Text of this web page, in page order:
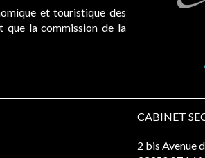
et touristique des
que la commission de la
CABINET
2 bis Avenue